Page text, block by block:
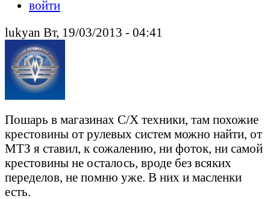
войти
lukyan Вт, 19/03/2013 - 04:41
Пошарь в магазинах С/Х техники, там похожие
крестовины от рулевых систем можно найти, от
МТЗ я ставил, к сожалению, ни фоток, ни самой
крестовины не осталось, вроде без всяких
переделов, не помню уже. В них и масленки
есть.